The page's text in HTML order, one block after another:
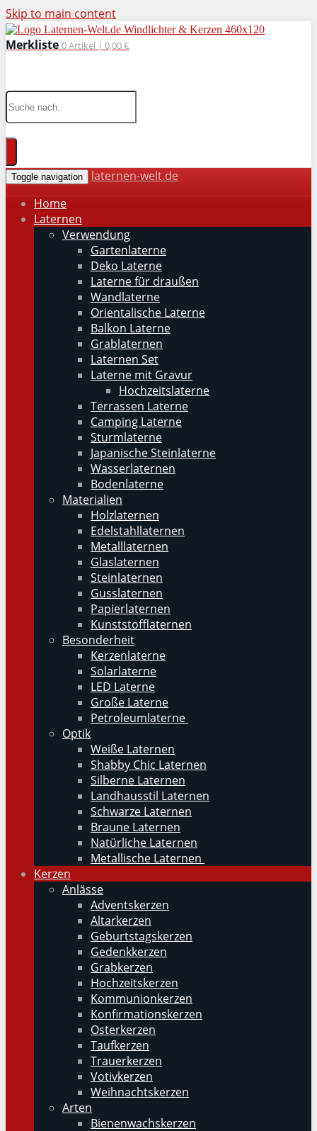
Skip to main content
Merkliste 0Artikel | 0,00 €
Toggle navigation
laternen-welt.de
Home
Laternen
Verwendung
Gartenlaterne
Deko Laterne
Laterne für draußen
Wandlaterne
Orientalische Laterne
Balkon Laterne
Grablaternen
Laternen Set
Laterne mit Gravur
Hochzeitslaterne
Terrassen Laterne
Camping Laterne
Sturmlaterne
Japanische Steinlaterne
Wasserlaternen
Bodenlaterne
Materialien
Holzlaternen
Edelstahllaternen
Metalllaternen
Glaslaternen
Steinlaternen
Gusslaternen
Papierlaternen
Kunststofflaternen
Besonderheit
Kerzenlaterne
Solarlaterne
LED Laterne
Große Laterne
Petroleumlaterne
Optik
Weiße Laternen
Shabby Chic Laternen
Silberne Laternen
Landhausstil Laternen
Schwarze Laternen
Braune Laternen
Natürliche Laternen
Metallische Laternen
Kerzen
Anlässe
Adventskerzen
Altarkerzen
Geburtstagskerzen
Gedenkkerzen
Grabkerzen
Hochzeitskerzen
Kommunionkerzen
Konfirmationskerzen
Osterkerzen
Taufkerzen
Trauerkerzen
Votivkerzen
Weihnachtskerzen
Arten
Bienenwachskerzen